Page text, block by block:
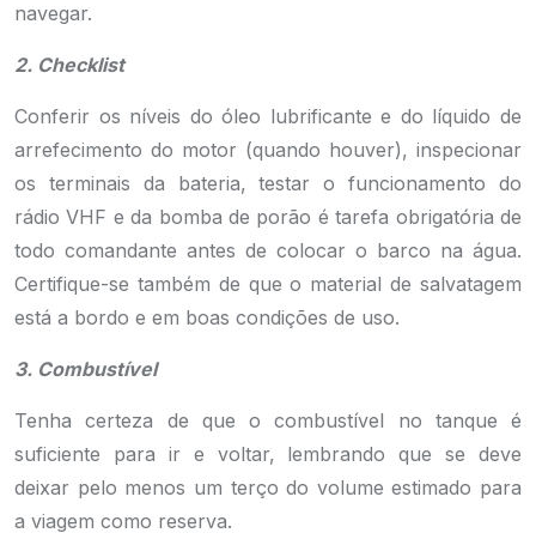
navegar.
2. Checklist
Conferir os níveis do óleo lubrificante e do líquido de
arrefecimento do motor (quando houver), inspecionar
os terminais da bateria, testar o funcionamento do
rádio VHF e da bomba de porão é tarefa obrigatória de
todo comandante antes de colocar o barco na água.
Certifique-se também de que o material de salvatagem
está a bordo e em boas condições de uso.
3. Combustível
Tenha certeza de que o combustível no tanque é
suficiente para ir e voltar, lembrando que se deve
deixar pelo menos um terço do volume estimado para
a viagem como reserva.